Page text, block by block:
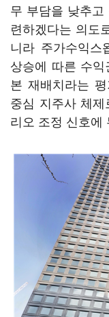
무 부담을 낮추
련하겠다는 의도
니라 주가수익
상승에 따른 수
본 재배치라는
중심 지주사 체
리오 조정 신호에